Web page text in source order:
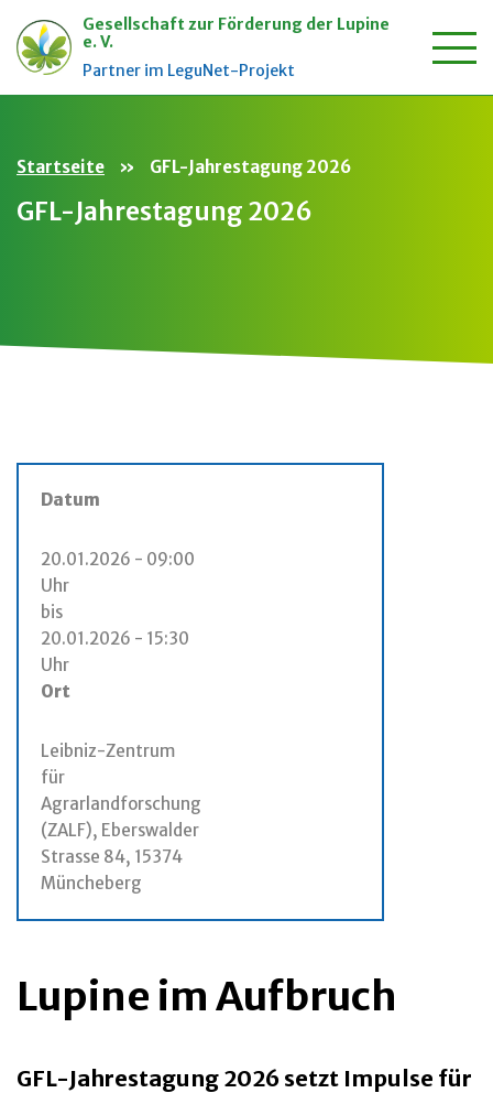
Zum
Gesellschaft zur Förderung der Lupine
e. V.
Partner im LeguNet-Projekt
Startseite » GFL-Jahrestagung 2026
GFL-Jahrestagung 2026
Datum
20.01.2026 - 09:00
Uhr
bis
20.01.2026 - 15:30
Uhr
Ort
Leibniz-Zentrum
für
Agrarlandforschung
(ZALF), Eberswalder
Strasse 84, 15374
Müncheberg
Lupine im Aufbruch
GFL-Jahrestagung 2026 setzt Impulse für